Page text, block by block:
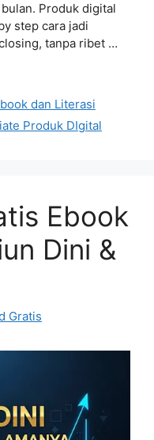
Produk digital
step cara jadi
tanpa ribet …
dan Literasi
Produk DIgital
Ebook
Dini &
Gratis